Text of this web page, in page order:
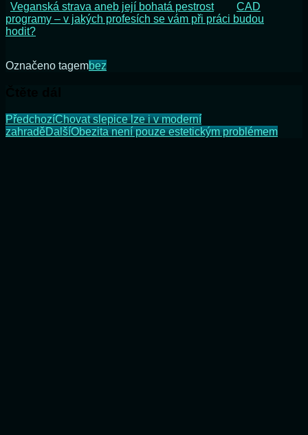
Veganská strava aneb její bohatá pestrost
CAD
programy – v jakých profesích se vám při práci budou
hodit?
Označeno tagembez
PředchozíChovat slepice lze i v moderní
zahraděDalšíObezita není pouze estetickým problémem